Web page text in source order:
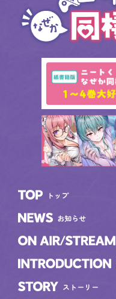
TOP
トップ
NEWS
お知らせ
STORY
ストーリー